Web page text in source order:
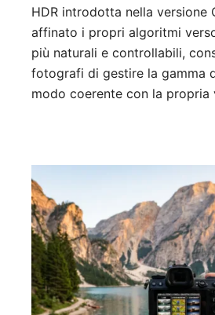
HDR introdotta nella versione
affinato i propri algoritmi
più naturali e controllabili,
fotografi di gestire la gamma
modo coerente con la propria